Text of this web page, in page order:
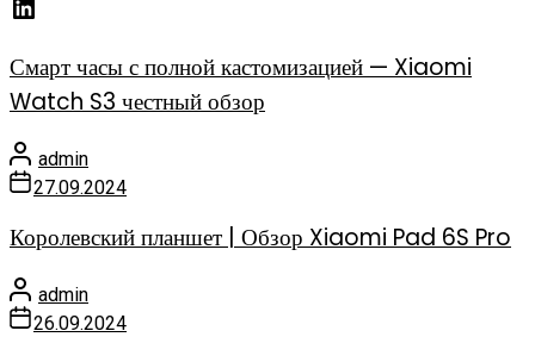
Смарт часы с полной кастомизацией — Xiaomi
Watch S3 честный обзор
admin
27.09.2024
Королевский планшет | Обзор Xiaomi Pad 6S Pro
admin
26.09.2024